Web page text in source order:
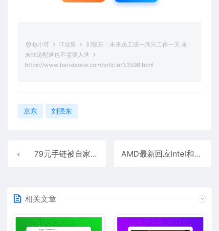
包小可 IT业界
刘强东：未来员工或一周只工作一天 未
来快递配送也不需要人送
https://www.baoxiaoke.com/article/33598.html
京东 刘强东
79元手链被自家主播吐槽太贵 泡泡玛特回应直播事故：称不会开除涉事员工 AMD最新回应Intel和NVIDIA合作：带来更大定价压力！
相关文章